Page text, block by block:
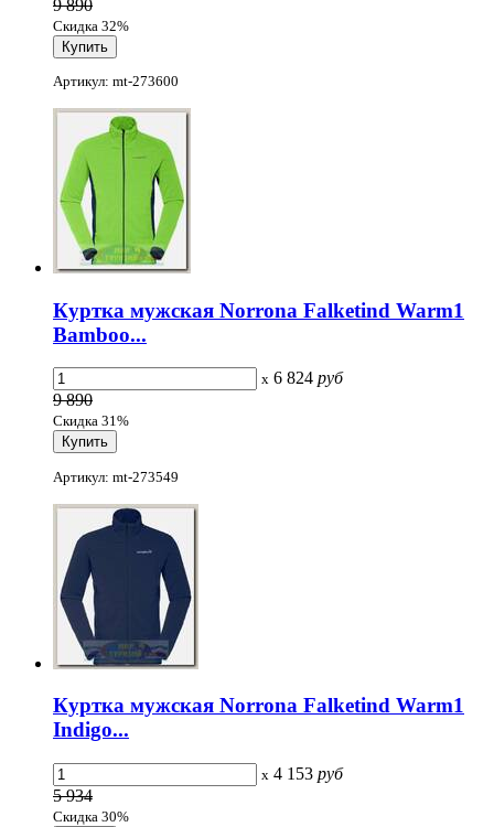
9 890
Скидка 32%
Артикул: mt-273600
Куртка мужская Norrona Falketind Warm1
Bamboo...
x 6 824 руб
9 890
Скидка 31%
Артикул: mt-273549
Куртка мужская Norrona Falketind Warm1
Indigo...
x 4 153 руб
5 934
Скидка 30%